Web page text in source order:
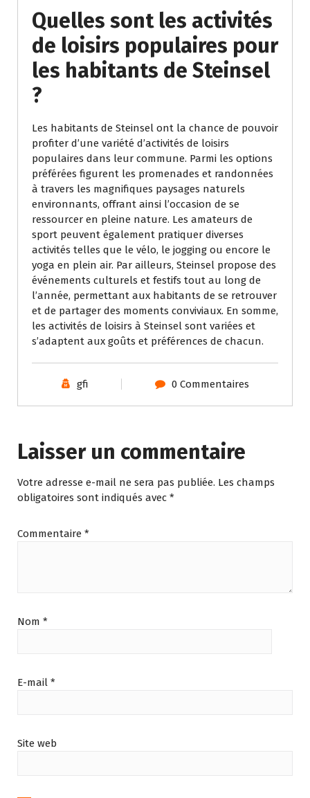
Quelles sont les activités
de loisirs populaires pour
les habitants de Steinsel
?
Les habitants de Steinsel ont la chance de pouvoir
profiter d’une variété d’activités de loisirs
populaires dans leur commune. Parmi les options
préférées figurent les promenades et randonnées
à travers les magnifiques paysages naturels
environnants, offrant ainsi l’occasion de se
ressourcer en pleine nature. Les amateurs de
sport peuvent également pratiquer diverses
activités telles que le vélo, le jogging ou encore le
yoga en plein air. Par ailleurs, Steinsel propose des
événements culturels et festifs tout au long de
l’année, permettant aux habitants de se retrouver
et de partager des moments conviviaux. En somme,
les activités de loisirs à Steinsel sont variées et
s’adaptent aux goûts et préférences de chacun.
gfi 0 Commentaires
Laisser un commentaire
Votre adresse e-mail ne sera pas publiée. Les champs
obligatoires sont indiqués avec *
Commentaire *
Nom *
E-mail *
Site web